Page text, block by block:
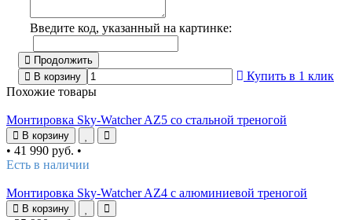
Введите код, указанный на картинке:
Продолжить
В корзину
Купить в 1 клик
Похожие товары
Монтировка Sky-Watcher AZ5 со стальной треногой
В корзину
• 41 990 руб. •
Есть в наличии
Монтировка Sky-Watcher AZ4 с алюминиевой треногой
В корзину